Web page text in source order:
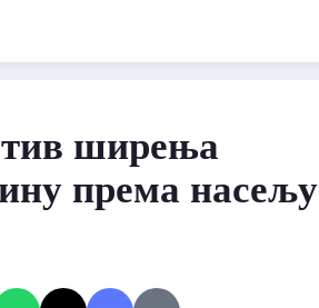
ширења
према насељу